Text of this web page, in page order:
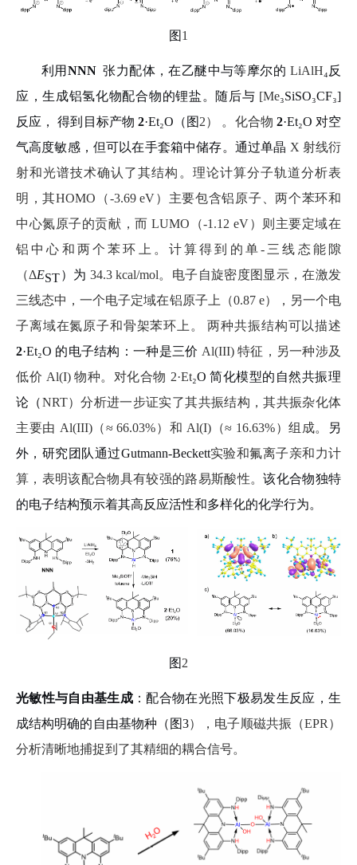
图 1
利用 NNN 张力配体，在乙醚中与等摩尔的 LiAlH₄反
应，生成铝氢化物配合物的锂盐。随后与 [Me₃SiSO₃CF₃]
反应， 得到目标产物 2·Et₂O （图 2） 。化合物 2·Et₂O 对空
气高度敏感，但可以在手套箱中储存。通过单晶 X 射线衍
射和光谱技术确认了其结构。理论计算分子轨道分析表
明，其HOMO （-3.69 eV）主要包含铝原子、两个苯环和
中心氮原子的贡献，而LUMO （-1.12 eV）则主要定域在
铝中心和两个苯环上。计算得到的单- 三线态能隙
（ΔEST）为 34.3 kcal/mol。电子自旋密度图显示，在激发
三线态中，一个电子定域在铝原子上（0.87 e），另一个电
子离域在氮原子和骨架苯环上。 两种共振结构可以描述
2·Et₂O 的电子结构：一种是三价 Al(III)特征，另一种涉及
低价 Al(I)物种。对化合物 2·Et₂O简化模型的自然共振理
论（NRT）分析进一步证实了其共振结构，其共振杂化体
主要由 Al(III)（≈66.03%）和 Al(I)（≈ 16.63%）组成。
另
外，研究团队通过Gutmann-Beckett实验和氟离子亲和力计
算，表明该配合物具有较强的路易斯酸性。该化合物独特
的电子结构预示着其高反应活性和多样化的化学行为。
图 2
光敏性与自由基生成 ：配合物在光照下极易发生反应，生
成结构明确的自由基物种（图3），电子顺磁共振（EPR ）
分析清晰地捕捉到了其精细的耦合信号。